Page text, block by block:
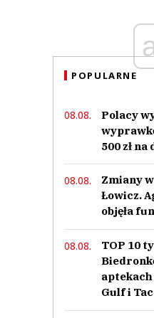
POPULARNE
08.08.
Polacy
500 zł
08.08.
Zmiany
Łowicz.
objęła
08.08.
TOP 10
Gulf i